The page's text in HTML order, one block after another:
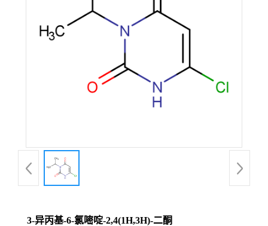
3-异丙基-6-氯嘧啶-2,4(1H,3H)-二酮